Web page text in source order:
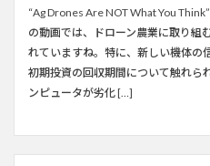
“Ag Drones Are NOT What You
の動画では、ドローン農業に取り組
れていますね。特に、新しい機体の
初期投資の回収期間について触れら
ンピュータが劣化 […]